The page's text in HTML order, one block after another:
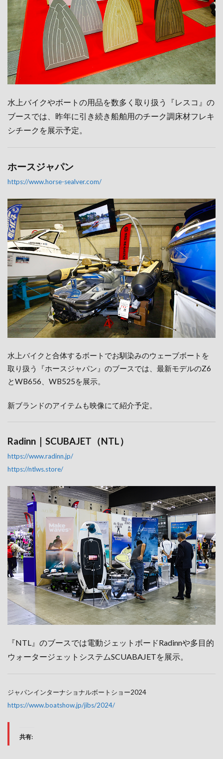
水上バイクやボートの用品を数多く取り扱う『レスコ』の
ブースでは、昨年に引き続き船舶用のチーク調床材フレキ
シチークを展示予定。
ホースジャパン
https://www.horse-sealver.com/
水上バイクと合体するボートでお馴染みのウェーブボートを
取り扱う『ホースジャパン』のブースでは、最新モデルのZ6
とWB656、WB525を展示。
新ブランドのアイテムも映像にて紹介予定。
Radinn｜SCUBAJET（NTL）
https://www.radinn.jp/
https://ntlws.store/
『NTL』のブースでは電動ジェットボードRadinnや多目的
ウォータージェットシステムSCUABAJETを展示。
ジャパンインターナショナルボートショー2024
https://www.boatshow.jp/jibs/2024/
共有: